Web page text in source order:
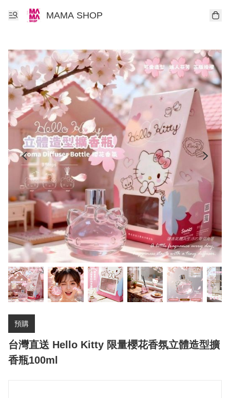
MAMA SHOP
預購
台灣直送 Hello Kitty 限量櫻花香氛立體造型擴
香瓶100ml